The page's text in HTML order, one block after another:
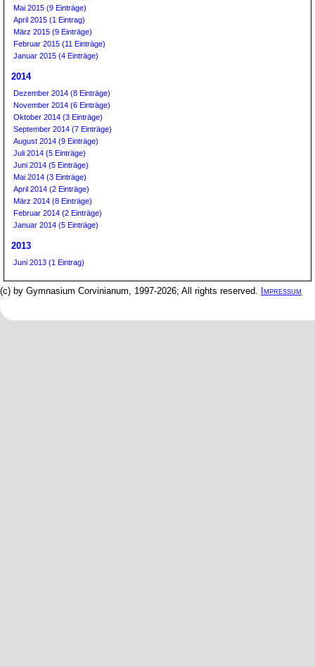
Mai 2015 (9 Einträge)
April 2015 (1 Eintrag)
März 2015 (9 Einträge)
Februar 2015 (11 Einträge)
Januar 2015 (4 Einträge)
2014
Dezember 2014 (8 Einträge)
November 2014 (6 Einträge)
Oktober 2014 (3 Einträge)
September 2014 (7 Einträge)
August 2014 (9 Einträge)
Juli 2014 (5 Einträge)
Juni 2014 (5 Einträge)
Mai 2014 (3 Einträge)
April 2014 (2 Einträge)
März 2014 (8 Einträge)
Februar 2014 (2 Einträge)
Januar 2014 (5 Einträge)
2013
Juni 2013 (1 Eintrag)
(c) by Gymnasium Corvinianum, 1997-2026; All rights reserved. Impressum